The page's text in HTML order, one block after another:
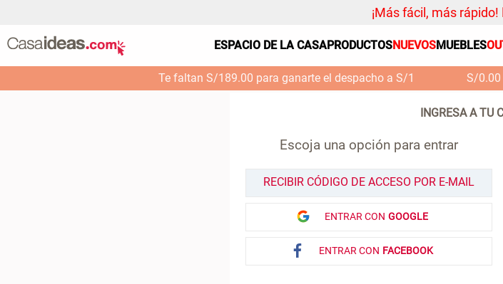
¡Más fácil, más rápido!
ESPACIO DE LA CASAPRODUCTOSNUEVOSMUEBLES
Te faltan S/189.00 para ganarte el despacho a S/1 S/0.00
Escoja una opción para entrar
RECIBIR CÓDIGO DE ACCESO POR E-MAIL
ENTRAR CON GOOGLE
ENTRAR CON FACEBOOK
Organizador
Cojin
Almohada
Mantel
Platos